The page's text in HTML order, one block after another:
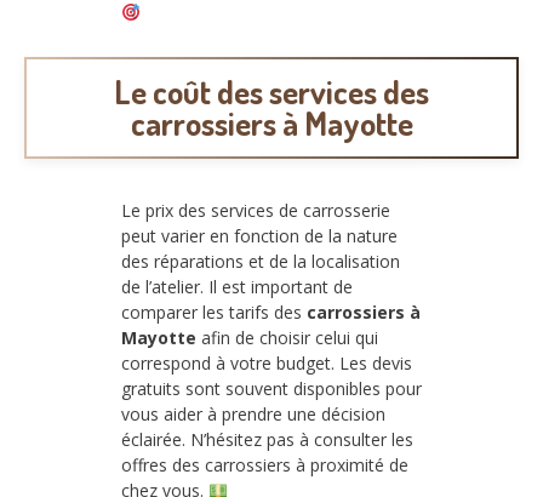
Le coût des services des
carrossiers à Mayotte
Le prix des services de carrosserie
peut varier en fonction de la nature
des réparations et de la localisation
de l’atelier. Il est important de
comparer les tarifs des carrossiers à
Mayotte afin de choisir celui qui
correspond à votre budget. Les devis
gratuits sont souvent disponibles pour
vous aider à prendre une décision
éclairée. N’hésitez pas à consulter les
offres des carrossiers à proximité de
chez vous.